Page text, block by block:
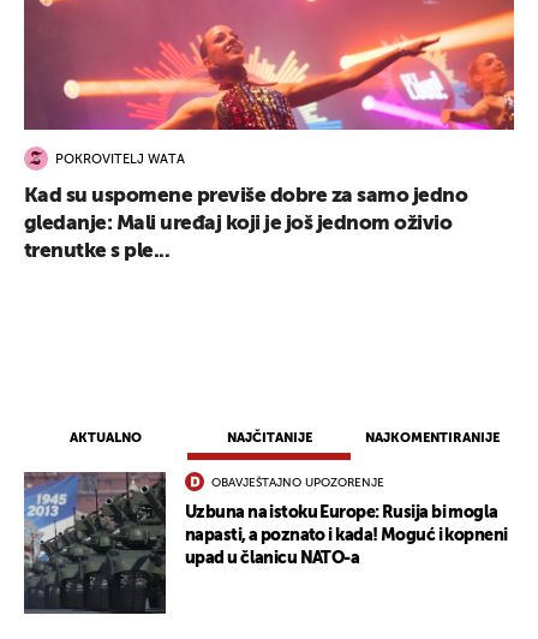
AKTUALNO NAJČITANIJE NAJKOMENTIRANIJE
OBAVJEŠTAJNO UPOZORENJE
Uzbuna na istoku Europe: Rusija bi mogla
napasti, a poznato i kada! Moguć i kopneni
upad u članicu NATO-a
POKROVITELJ WATA
Kad su uspomene previše dobre za samo jedno
gledanje: Mali uređaj koji je još jednom oživio
trenutke s ple...